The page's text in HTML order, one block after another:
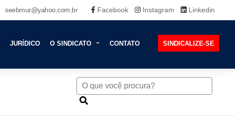
seebmur@yahoo.com.br Facebook Instagram Linkedin
JURÍDICO O SINDICATO CONTATO SINDICALIZE-SE